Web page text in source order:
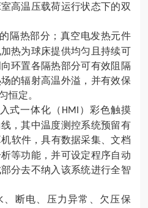
高温压载荷运行状态下的双
隔热部分；真空电发热元件
热为球床提供均匀且持续可
环置各隔热部分可有效阻隔
的辐射高温外溢，并有效保
恒定。
式一体化（ HMI ）彩色触摸
，其中温度测控系统预留有
软件，具有数据采集 、文档
等功能，并可设定程序自动
分去不纳入该系统进行全智
、断电、压力异常、欠压保